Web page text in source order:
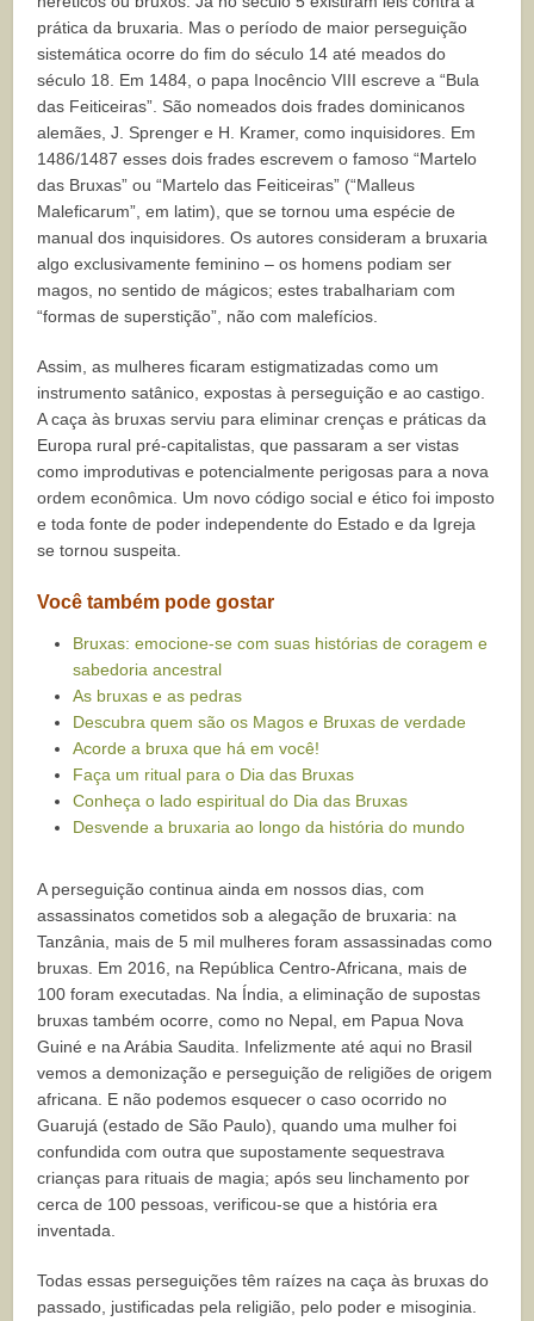
prática da bruxaria. Mas o período de maior perseguição
sistemática ocorre do fim do século 14 até meados do
século 18. Em 1484, o papa Inocêncio VIII escreve a “Bula
das Feiticeiras”. São nomeados dois frades dominicanos
alemães, J. Sprenger e H. Kramer, como inquisidores. Em
1486/1487 esses dois frades escrevem o famoso “Martelo
das Bruxas” ou “Martelo das Feiticeiras” (“Malleus
Maleficarum”, em latim), que se tornou uma espécie de
manual dos inquisidores. Os autores consideram a bruxaria
algo exclusivamente feminino – os homens podiam ser
magos, no sentido de mágicos; estes trabalhariam com
“formas de superstição”, não com malefícios.
Assim, as mulheres ficaram estigmatizadas como um
instrumento satânico, expostas à perseguição e ao castigo.
A caça às bruxas serviu para eliminar crenças e práticas da
Europa rural pré-capitalistas, que passaram a ser vistas
como improdutivas e potencialmente perigosas para a nova
ordem econômica. Um novo código social e ético foi imposto
e toda fonte de poder independente do Estado e da Igreja
se tornou suspeita.
Você também pode gostar
Bruxas: emocione-se com suas histórias de coragem e
sabedoria ancestral
As bruxas e as pedras
Descubra quem são os Magos e Bruxas de verdade
Acorde a bruxa que há em você!
Faça um ritual para o Dia das Bruxas
Conheça o lado espiritual do Dia das Bruxas
Desvende a bruxaria ao longo da história do mundo
A perseguição continua ainda em nossos dias, com
assassinatos cometidos sob a alegação de bruxaria: na
Tanzânia, mais de 5 mil mulheres foram assassinadas como
bruxas. Em 2016, na República Centro-Africana, mais de
100 foram executadas. Na Índia, a eliminação de supostas
bruxas também ocorre, como no Nepal, em Papua Nova
Guiné e na Arábia Saudita. Infelizmente até aqui no Brasil
vemos a demonização e perseguição de religiões de origem
africana. E não podemos esquecer o caso ocorrido no
Guarujá (estado de São Paulo), quando uma mulher foi
confundida com outra que supostamente sequestrava
crianças para rituais de magia; após seu linchamento por
cerca de 100 pessoas, verificou-se que a história era
inventada.
Todas essas perseguições têm raízes na caça às bruxas do
passado, justificadas pela religião, pelo poder e misoginia.